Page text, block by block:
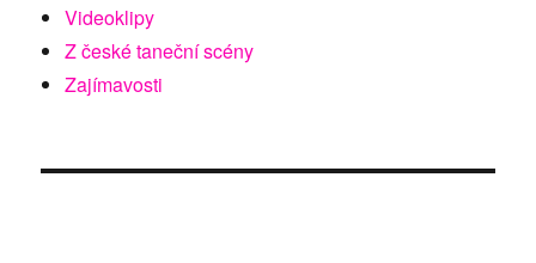
Videoklipy
Z české taneční scény
Zajímavosti